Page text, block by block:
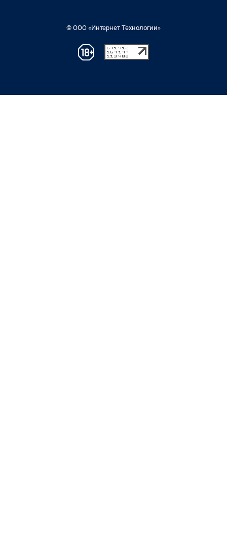
© ООО «Интернет Технологии»